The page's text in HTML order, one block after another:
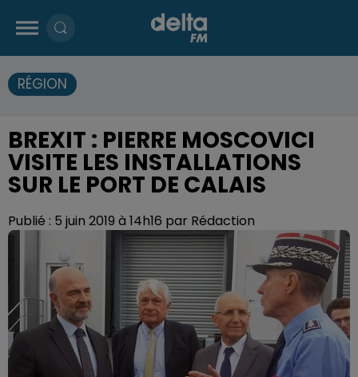
RÉGION
BREXIT : PIERRE MOSCOVICI
VISITE LES INSTALLATIONS
SUR LE PORT DE CALAIS
Publié : 5 juin 2019 à 14h16 par Rédaction